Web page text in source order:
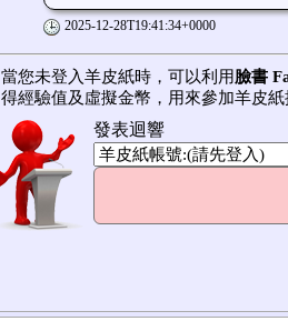
2025-12-28T19:41:34+0000
當您未登入羊皮紙時，可以利用臉書
得經驗值及虛擬金幣，用來參加羊皮紙
發表迴響